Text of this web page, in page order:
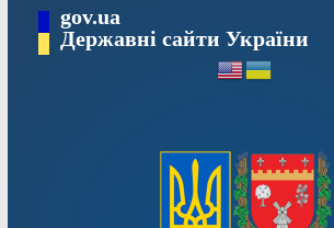
Перейтиgov.ua
Державні сайти України